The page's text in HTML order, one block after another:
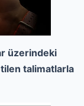
üzerindeki
talimatlarla